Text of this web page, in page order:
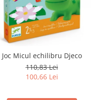
Joc Micul echilibru Djeco
110,83 Lei
100,66 Lei